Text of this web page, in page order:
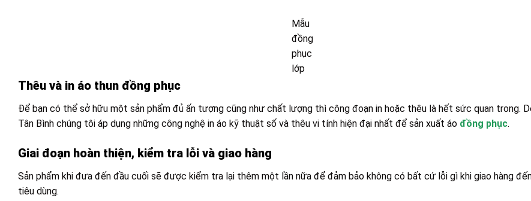
Mẫu
đồng
phục
lớp
Thêu và in áo thun đồng phục
Để bạn có thể sở hữu một sản phẩm đủ ấn tượng cũng như chất lượng thì công đoạn in hoặc thêu là hết sức quan trong.
Tân Bình chúng tôi áp dụng những công nghệ in áo kỹ thuật số và thêu vi tính hiện đại nhất để sản xuất áo đồng phục.
Giai đoạn hoàn thiện, kiểm tra lỗi và giao hàng
Sản phẩm khi đưa đến đầu cuối sẽ được kiểm tra lại thêm một lần nữa để đảm bảo không có bất cứ lỗi gì khi giao hàng
tiêu dùng.